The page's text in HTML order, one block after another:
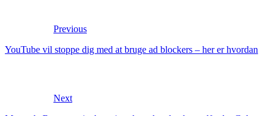
Previous
YouTube vil stoppe dig med at bruge ad blockers – her er hvordan
Next